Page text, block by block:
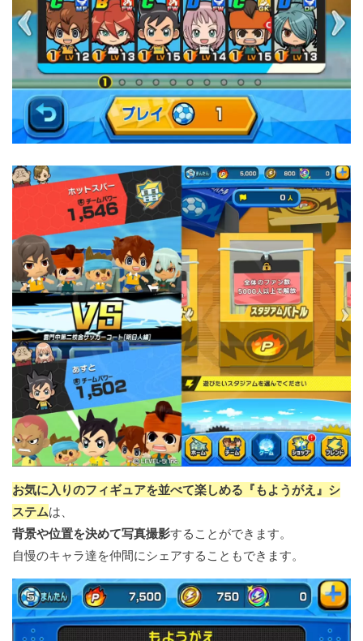
お気に入りのフィギュアを並べて楽しめる『もようがえ』シ
ステムは、
背景や位置を決めて写真撮影することができます。
自慢のキャラ達を仲間にシェアすることもできます。